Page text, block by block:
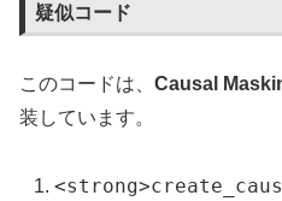
疑似コード
このコードは、 Causal
装しています。